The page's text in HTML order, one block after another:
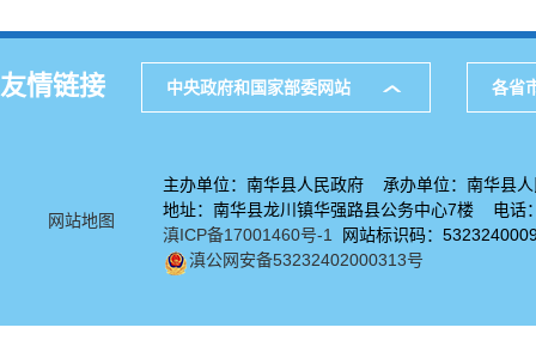
友情链接 中央政府和国家部委网站 各省
网站地图
主办单位：南华县人民政府 承办单位：南华县人
地址：南华县龙川镇华强路县公务中心7楼 电
滇ICP备17001460号-1
网站标识码：
滇公网安备53232402000313号